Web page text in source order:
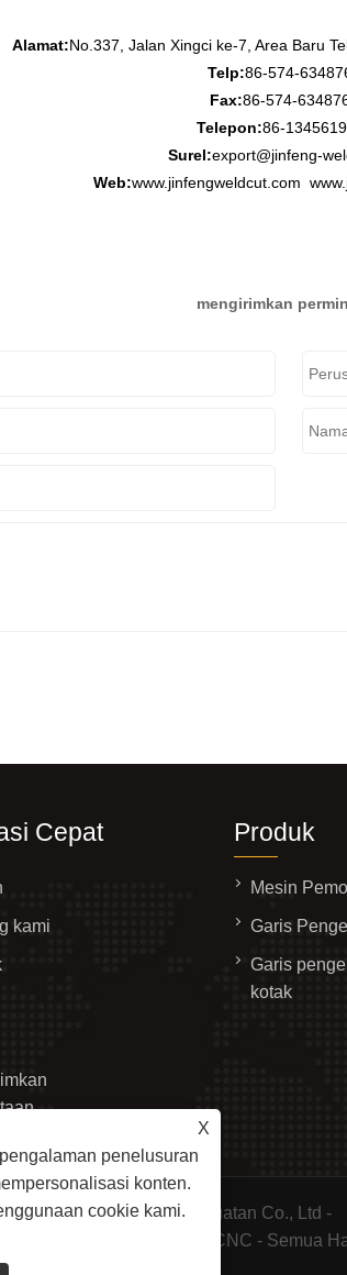
Alamat:No.337, Jalan Xingci ke-7, Area Baru
Telp:86-574-
Fax:86-574-
Telepon:86-
Surel:export@jinfeng-
Web:www.jinfengweldcut.com
mengirimkan
X
penelusuran
konten.
cookie kami.
Cepat
kami
kami
Produk
Mesin
Garis
Garis
kotak
Mesin Pemotong Pembuatan Co., Ltd -
Mesin Pemotong Plasma CNC - Semua